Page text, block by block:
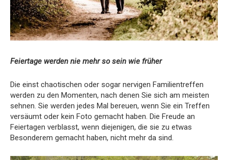
Feiertage werden nie mehr so sein wie früher
Die einst chaotischen oder sogar nervigen Familientreffen
werden zu den Momenten, nach denen Sie sich am meisten
sehnen. Sie werden jedes Mal bereuen, wenn Sie ein Treffen
versäumt oder kein Foto gemacht haben. Die Freude an
Feiertagen verblasst, wenn diejenigen, die sie zu etwas
Besonderem gemacht haben, nicht mehr da sind.